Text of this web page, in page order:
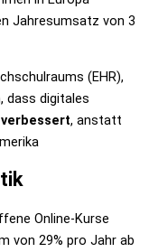
Jahresumsatz von 3
(EHR),
dass digitales
verbessert, anstatt
Online-Kurse
von 29% pro Jahr ab